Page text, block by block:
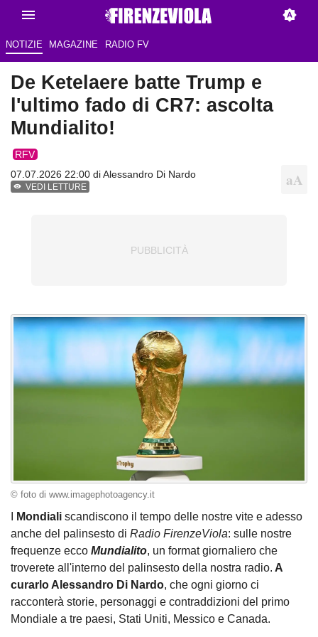
NOTIZIE MAGAZINE RADIO FV
De Ketelaere batte Trump e
l'ultimo fado di CR7: ascolta
Mundialito!
RFV
07.07.2026 22:00 diAlessandro Di Nardo
VEDI LETTURE
© foto di www.imagephotoagency.it
Mondiali scandiscono il tempo delle nostre vite e adesso
anche del palinsesto di Radio FirenzeViola: sulle nostre
frequenze ecco Mundialito, un format giornaliero che
troverete all'interno del palinsesto della nostra radio. A
curarlo Alessandro Di Nardo, che ogni giorno ci
racconterà storie, personaggi e contraddizioni del primo
Mondiale a tre paesi, Stati Uniti, Messico e Canada.